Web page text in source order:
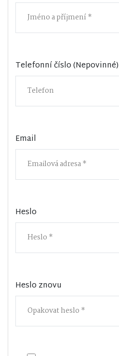
Telefonní číslo (Nepovinné)
Email
Heslo
Heslo znovu